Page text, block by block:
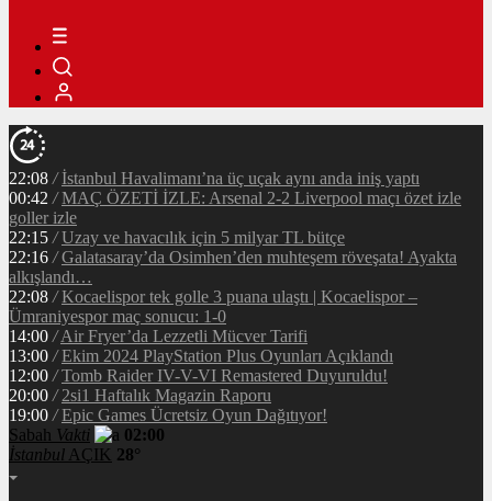
22:08 / İstanbul Havalimanı’na üç uçak aynı anda iniş yaptı
00:42 / MAÇ ÖZETİ İZLE: Arsenal 2-2 Liverpool maçı özet izle
goller izle
22:15 / Uzay ve havacılık için 5 milyar TL bütçe
22:16 / Galatasaray’da Osimhen’den muhteşem röveşata! Ayakta
alkışlandı…
22:08 / Kocaelispor tek golle 3 puana ulaştı | Kocaelispor –
Ümraniyespor maç sonucu: 1-0
14:00 / Air Fryer’da Lezzetli Mücver Tarifi
13:00 / Ekim 2024 PlayStation Plus Oyunları Açıklandı
12:00 / Tomb Raider IV-V-VI Remastered Duyuruldu!
20:00 / 2si1 Haftalık Magazin Raporu
19:00 / Epic Games Ücretsiz Oyun Dağıtıyor!
Sabah Vakti
02:00
İstanbul AÇIK 28°